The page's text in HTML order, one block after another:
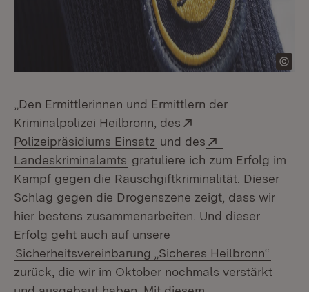
„Den Ermittlerinnen und Ermittlern der
Kriminalpolizei Heilbronn, des
Polizeipräsidiums Einsatz (Öffnet in neuem Fenster)
und des
Landeskriminalamts (Öffnet in neuem Fenster)
gratuliere ich zum Erfolg im
Kampf gegen die Rauschgiftkriminalität. Dieser
Schlag gegen die Drogenszene zeigt, dass wir
hier bestens zusammenarbeiten. Und dieser
Erfolg geht auch auf unsere
Sicherheitsvereinbarung „Sicheres Heilbronn“
zurück, die wir im Oktober nochmals verstärkt